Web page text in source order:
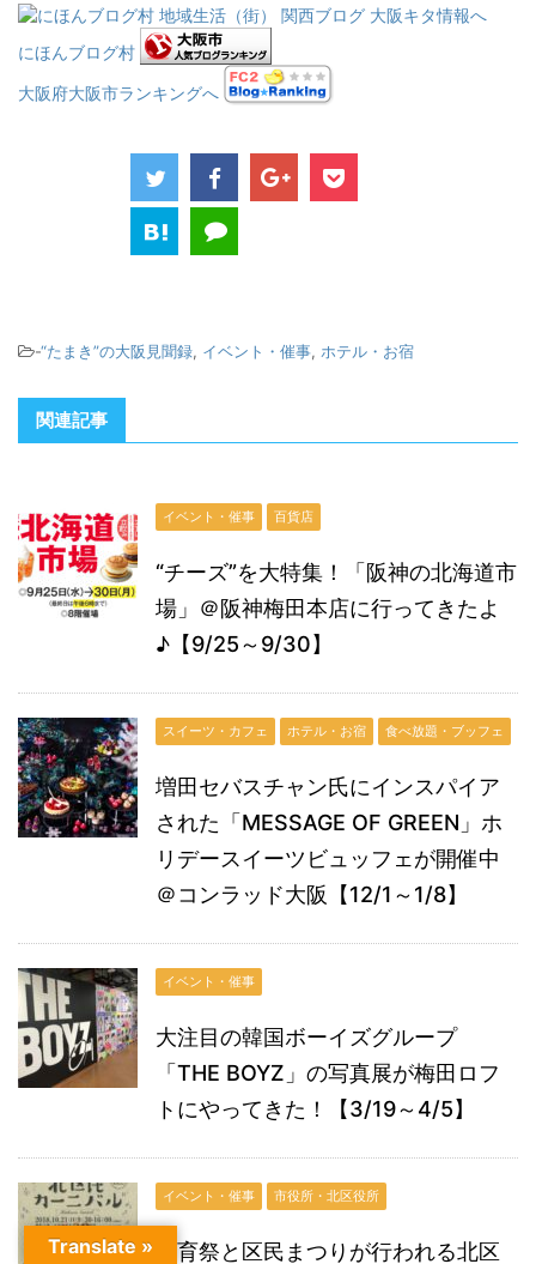
にほんブログ村
大阪府大阪市ランキングへ
-“たまき”の大阪見聞録, イベント・催事, ホテル・お宿
関連記事
イベント・催事 百貨店
“チーズ”を大特集！「阪神の北海道市
場」＠阪神梅田本店に行ってきたよ
♪【9/25～9/30】
スイーツ・カフェ ホテル・お宿 食べ放題・ブッフェ
増田セバスチャン氏にインスパイア
された「MESSAGE OF GREEN」ホ
リデースイーツビュッフェが開催中
＠コンラッド大阪【12/1～1/8】
イベント・催事
大注目の韓国ボーイズグループ
「THE BOYZ」の写真展が梅田ロフ
トにやってきた！【3/19～4/5】
イベント・催事 市役所・北区役所
体育祭と区民まつりが行われる北区
Translate »